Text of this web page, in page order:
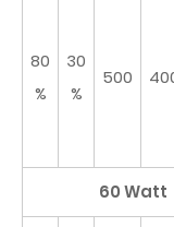
80
%
30
%
500
60 Watt